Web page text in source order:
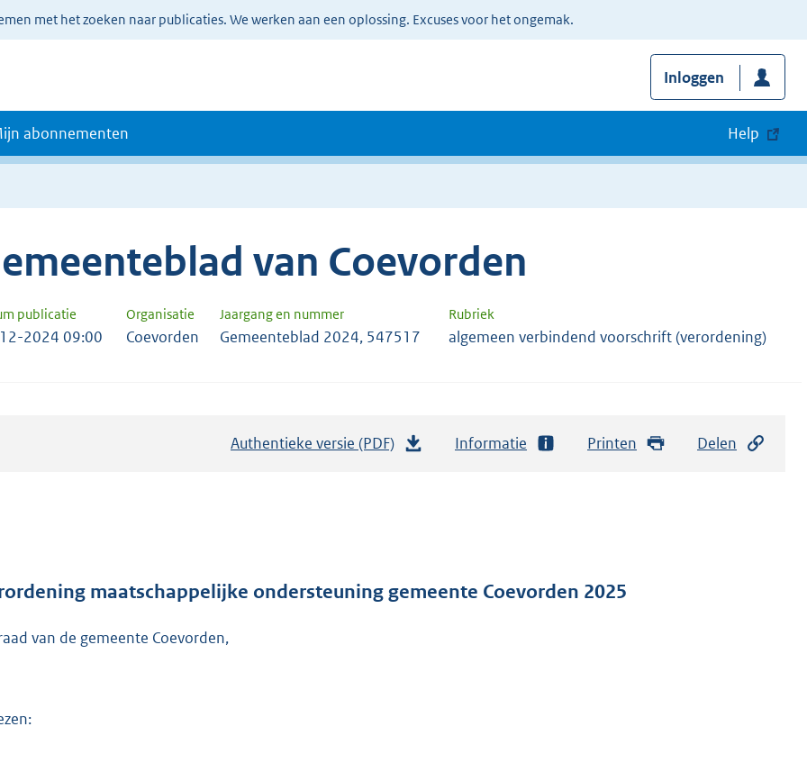
met het zoeken naar publicaties. We werken aan een oplossing. Excuses voor het ongemak.
Inloggen
abonnementen Help
van Coevorden
publicatie Organisatie Jaargang en nummer Rubriek
2024 09:00 Coevorden Gemeenteblad 2024, 547517 algemeen verbindend voorschrift (verordening)
Authentieke versie (PDF)
d
Informatie Printen Delen
maatschappelijke ondersteuning gemeente Coevorden 2025
van de gemeente Coevorden,